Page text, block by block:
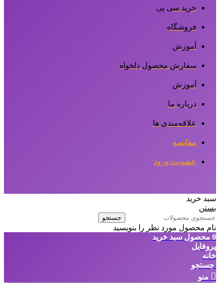
خرید سی پی
فروشگاه
آموزش
سفارش محصول دلخواه
آموزش
درباره ما
علاقه‌مندی ها
مقایسه
عضویت/ورود
سبد خرید
بستن
جستجو
نام محصول مورد نظر را بنویسید
0 محصول سبد خرید
پروفایل
خانه
جستجو
منو